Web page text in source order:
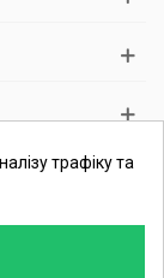
в ЄДР 2 673 000
ФОП
трафіку та